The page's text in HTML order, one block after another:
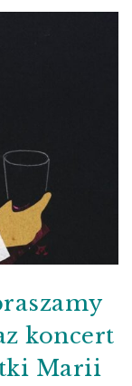
koncert
Marii